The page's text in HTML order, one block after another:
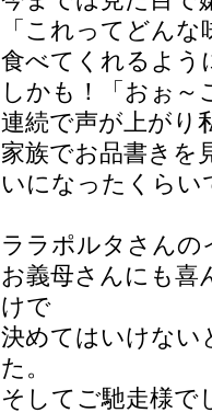
「これってどん
食べてくれるよう
しかも！「おぉ～
連続で声が上がり
家族でお品書きを
いになったくらい
ララポルタさんの
お義母さんにも喜
けで
決めてはいけない
た。
そしてご馳走様で